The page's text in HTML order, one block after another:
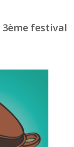
festival